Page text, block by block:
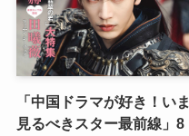
「中国ドラマが好き！いま
見るべきスター最前線」8